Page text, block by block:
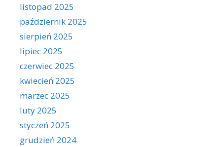
listopad 2025
październik 2025
sierpień 2025
lipiec 2025
czerwiec 2025
kwiecień 2025
marzec 2025
luty 2025
styczeń 2025
grudzień 2024